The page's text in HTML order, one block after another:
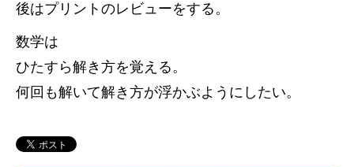
後はプリントのレビューをする。
数学は
ひたすら解き方を覚える。
何回も解いて解き方が浮かぶようにしたい。